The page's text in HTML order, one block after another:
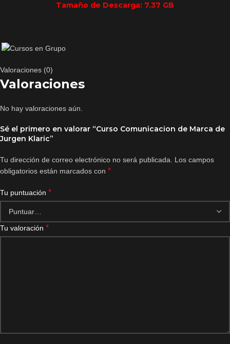
Tamaño de Descarga: 7.37 GB
Valoraciones (0)
Valoraciones
No hay valoraciones aún.
Sé el primero en valorar “Curso Comunicacion de Marca de
Jurgen Klaric”
Tu dirección de correo electrónico no será publicada. Los campos
obligatorios están marcados con *
Tu puntuación *
Tu valoración *